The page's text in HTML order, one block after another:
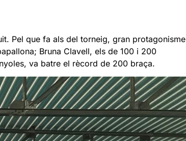
Pel que fa als del torneig, gran protagonisme
Bruna Clavell, els de 100 i 200
va batre el rècord de 200 braça.